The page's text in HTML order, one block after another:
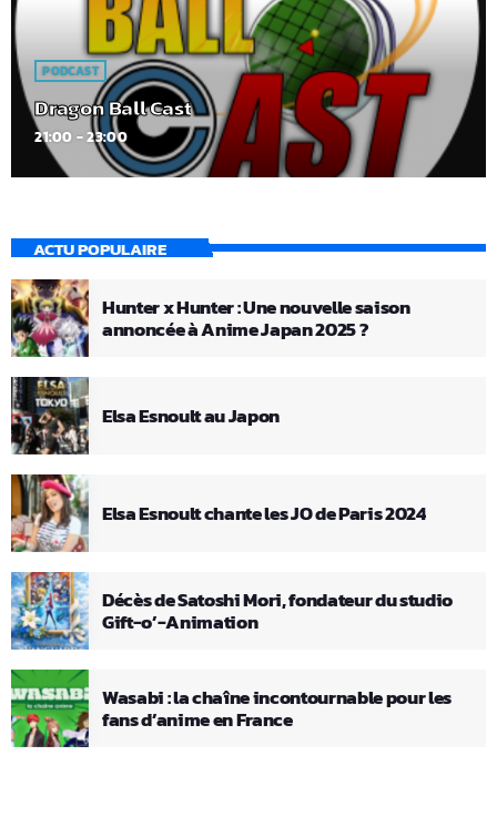
PODCAST
Dragon Ball Cast
21:00 - 23:00
ACTU POPULAIRE
Hunter x Hunter : Une nouvelle saison
annoncée à Anime Japan 2025 ?
Elsa Esnoult au Japon
Elsa Esnoult chante les JO de Paris 2024
Décès de Satoshi Mori, fondateur du studio
Gift-o’-Animation
Wasabi : la chaîne incontournable pour les
fans d’anime en France